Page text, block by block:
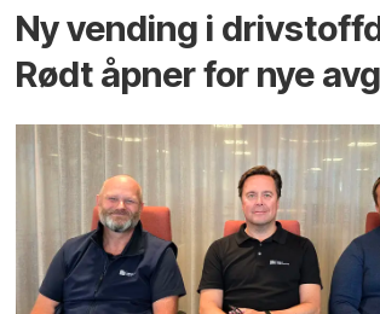
Ny vending i
Rødt åpner for nye